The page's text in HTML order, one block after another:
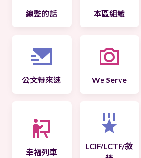
總監的話 本區組織
公文得來速 We Serve
幸福列車
LCIF/LCTF/敘